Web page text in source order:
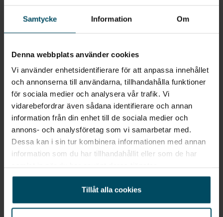
Samtycke Information Om
Denna webbplats använder cookies
Vi använder enhetsidentifierare för att anpassa innehållet
och annonserna till användarna, tillhandahålla funktioner
för sociala medier och analysera vår trafik. Vi
vidarebefordrar även sådana identifierare och annan
information från din enhet till de sociala medier och
annons- och analysföretag som vi samarbetar med.
Dessa kan i sin tur kombinera informationen med annan
information som du har tillhandahållit eller som de har
Tillåt alla cookies
Örebro
Ford Capri Elbil Demo
Premium, Awd, Long Range Business Edition 340 hk 560km
DEMO 2025 •1000 mil •Elbil
7 818 kr/mån
Företagsleasing